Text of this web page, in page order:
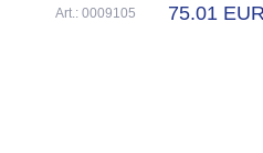
Art.: 0009105 75.01